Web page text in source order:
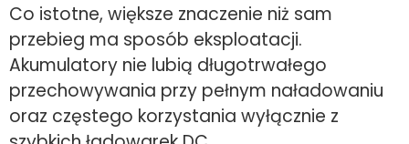
Co istotne, większe znaczenie niż sam
przebieg ma sposób eksploatacji.
Akumulatory nie lubią długotrwałego
przechowywania przy pełnym naładowaniu
oraz częstego korzystania wyłącznie z